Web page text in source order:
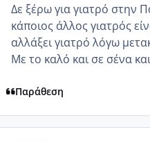
Δε ξέρω για γιατρό στην
κάποιος άλλος γιατρός
αλλάξει γιατρό λόγω
Με το καλό και σε σένα
Παράθεση